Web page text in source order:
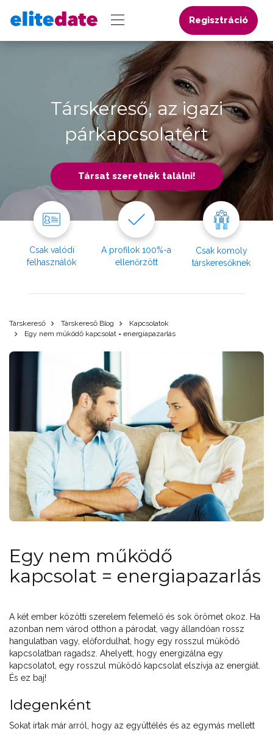
Regisztráció
Társkereső, az igazi
párkapcsolatért
Társat szeretnék találni!
Csak valódi
felhasználók
A profilok 100%-a
ellenőrzött
Csak komoly
társkeresőknek
Társkereső Társkereső Blog
Kapcsolatok
Egy nem működő kapcsolat = energiapazarlás
Egy nem működő
kapcsolat = energiapazarlás
A két ember közötti szerelem felemelő és sok örömet okoz. Ha
azonban nem várod otthon a párodat, vagy állandóan rossz
hangulatban vagy, előfordulhat, hogy egy rosszul működő
kapcsolatban ragadsz. Ahelyett, hogy energizálna egy
kapcsolatot, egy rosszul működő kapcsolat elszívja az energiát.
És ez baj!
Idegenként
Sokat írtak már arról, hogy az együttélés és az egymás mellett